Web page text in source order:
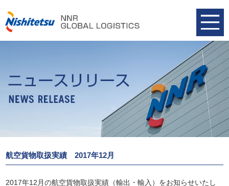
航空貨物取扱実績 2017年12月
2017年12月の航空貨物取扱実績（輸出・輸入）をお知らせいたし